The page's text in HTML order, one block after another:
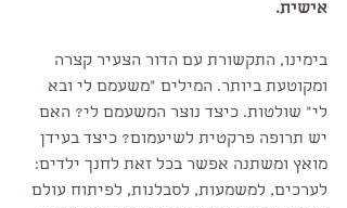
אישית.
בימינו, התקשורת עם הדור הצעיר קצרה
ומקוטעת ביותר. המילים "משעמם לי ובא
לי" שולטות. כיצד נוצר המשעמם לי? האם
יש תרופה פרקטית לשיעמום? כיצד בעידן
מואץ ומשתנה אפשר בכל זאת לחנך ילדים:
לערכים, למשמעות, לסבלנות, לפיתוח עולם